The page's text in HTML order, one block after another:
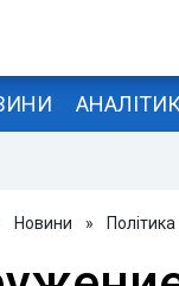
Новини » Політика